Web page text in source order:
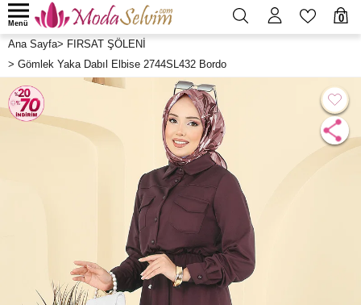
0
Menü
Ana Sayfa> FIRSAT ŞÖLENİ
> Gömlek Yaka Dabıl Elbise 2744SL432 Bordo